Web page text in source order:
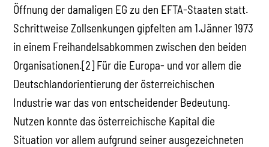
Öffnung der damaligen EG zu den EFTA-Staaten statt.
Schrittweise Zollsenkungen gipfelten am 1.Jänner 1973
in einem Freihandelsabkommen zwischen den beiden
Organisationen.[2] Für die Europa- und vor allem die
Deutschlandorientierung der österreichischen
Industrie war das von entscheidender Bedeutung.
Nutzen konnte das österreichische Kapital die
Situation vor allem aufgrund seiner ausgezeichneten